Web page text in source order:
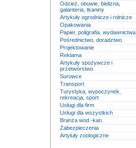
Odzież, obuwie, bielizna,
galanteria, tkaniny
Artykuły ogrodnicze i rolnicze
Opakowania
Papier, poligrafia, wydawnictwa
Pośrednictwo, doradztwo
Projektowanie
Reklama
Artykuły spożywcze i
przetwórstwo
Surowce
Transport
Turystyka, wypoczynek,
rekreacja, sport
Usługi dla firm
Usługi dla wszystkich
Branża wod.-kan.
Zabezpieczenia
Artyluły zoologiczne